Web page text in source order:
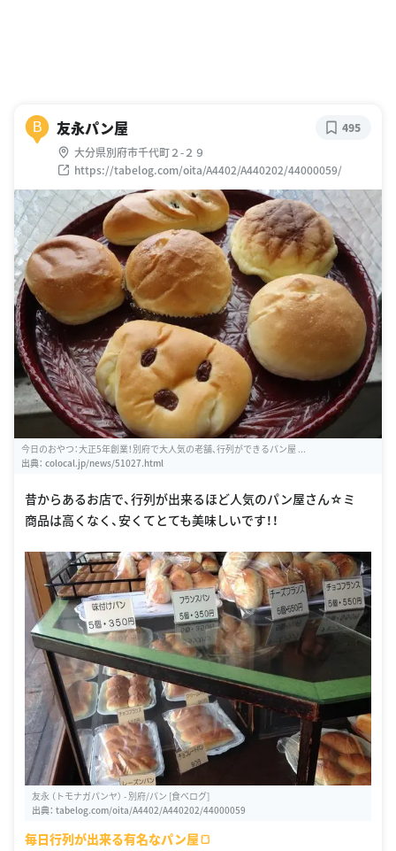
B 友永パン屋
大分県別府市千代町２-２９
https://tabelog.com/oita/A4402/A440202/44000059/
495
今日のおやつ：大正5年創業！別府で大人気の老舗、行列ができるパン屋 ...
出典： colocal.jp/news/51027.html
昔からあるお店で、行列が出来るほど人気のパン屋さん☆ミ
商品は高くなく、安くてとても美味しいです！！
友永 （トモナガパンヤ） - 別府/パン [食べログ]
出典： tabelog.com/oita/A4402/A440202/44000059
毎日行列が出来る有名なパン屋🍞